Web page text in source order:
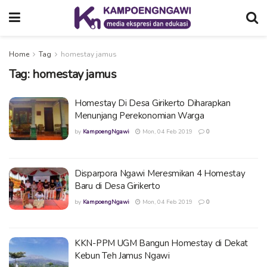
Home Tag homestay jamus
Tag: homestay jamus
Homestay Di Desa Girikerto Diharapkan
Menunjang Perekonomian Warga
by KampoengNgawi Mon, 04 Feb 2019 0
Disparpora Ngawi Meresmikan 4 Homestay
Baru di Desa Girikerto
by KampoengNgawi Mon, 04 Feb 2019 0
KKN-PPM UGM Bangun Homestay di Dekat
Kebun Teh Jamus Ngawi